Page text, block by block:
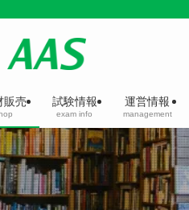
販売 試験情報
exam info
運営情報
management